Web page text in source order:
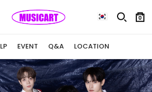
0
LP EVENT Q&A LOCATION